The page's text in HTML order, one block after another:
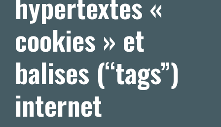
cookies » et
balises (“tags”)
internet